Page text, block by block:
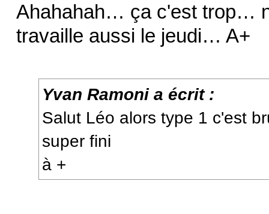
Ahahahah… ça c'est trop…
travaille aussi le jeudi… A+
Yvan Ramoni a écrit :
Salut Léo alors type 1 c'est
super fini
à +